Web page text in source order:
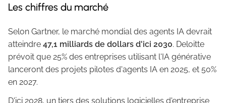
Les chiffres du marché
Selon Gartner, le marché mondial des agents IA devrait
atteindre 47,1 milliards de dollars d'ici 2030. Deloitte
prévoit que 25% des entreprises utilisant l'IA générative
lanceront des projets pilotes d'agents IA en 2025, et 50%
en 2027.
D'ici 2028, un tiers des solutions logicielles d'entreprise